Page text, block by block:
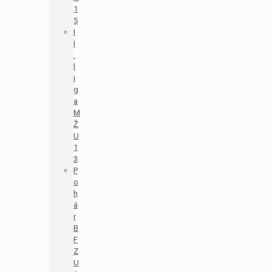
1
5
I
I
.
i
g
a
M
Ž
U
1
3
P
o
h
á
r
B
F
Z
U